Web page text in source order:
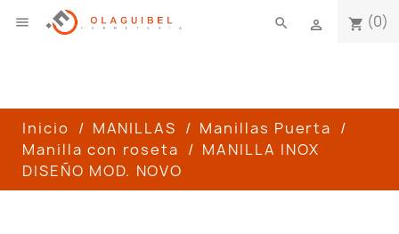
 shopping_cart (0)

search
Inicio MANILLAS
Manillas Puerta
Manilla con roseta
MANILLA INOX
DISEÑO MOD. NOVO